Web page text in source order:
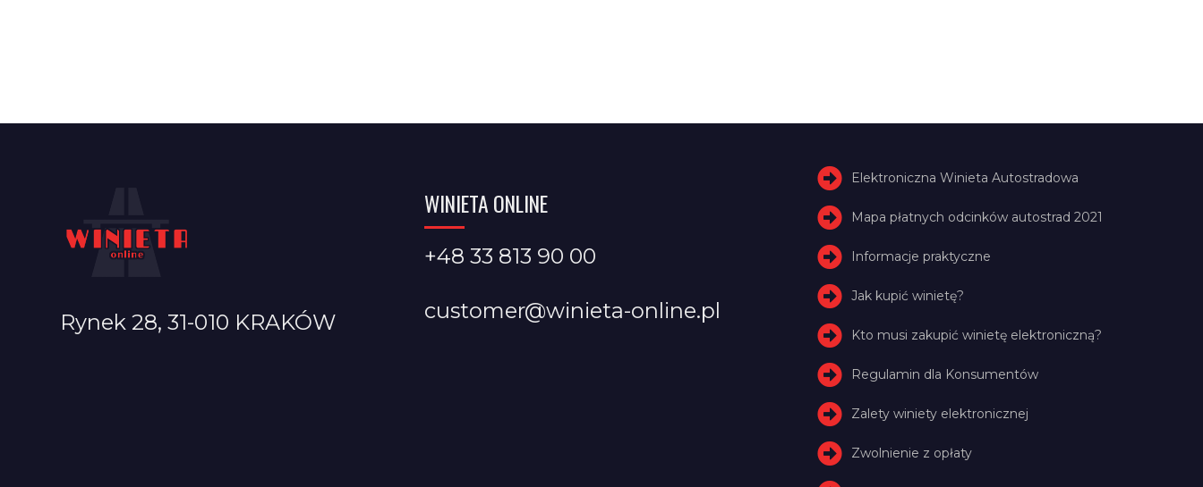
Rynek 28, 31-010 KRAKÓW
WINIETA ONLINE
+48 33 813 90 00
customer@winieta-online.pl
Elektroniczna Winieta Autostradowa
Mapa płatnych odcinków autostrad 2021
Informacje praktyczne
Jak kupić winietę?
Kto musi zakupić winietę elektroniczną?
Regulamin dla Konsumentów
Zalety winiety elektronicznej
Zwolnienie z opłaty